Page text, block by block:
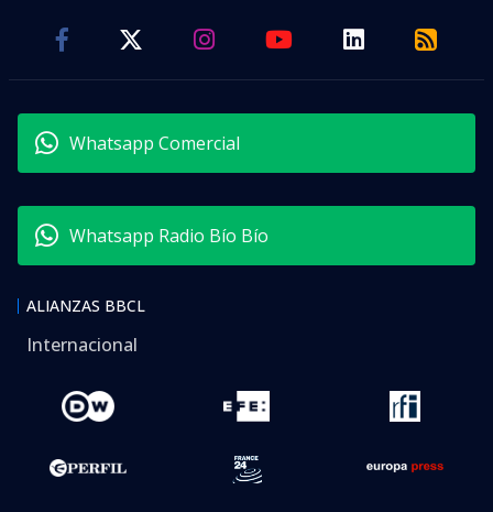
Whatsapp Comercial
Whatsapp Radio Bío Bío
ALIANZAS BBCL
Internacional